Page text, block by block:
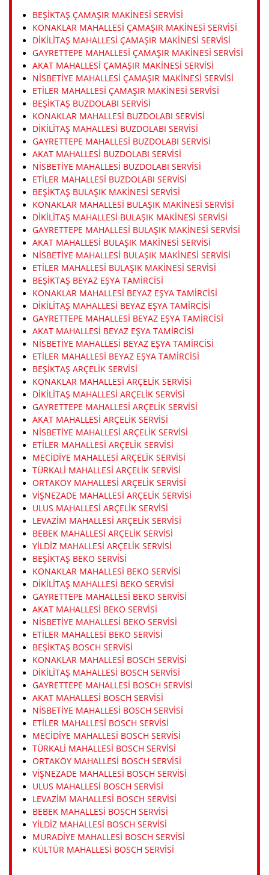
BEŞIKTAŞ ÇAMAŞIR MAKINESI SERVISI
KONAKLAR MAHALLESI ÇAMAŞIR MAKINESI SERVISI
DIKILITAŞ MAHALLESI ÇAMAŞIR MAKINESI SERVISI
GAYRETTEPE MAHALLESI ÇAMAŞIR MAKINESI SERVISI
AKAT MAHALLESI ÇAMAŞIR MAKINESI SERVISI
NISBETIYE MAHALLESI ÇAMAŞIR MAKINESI SERVISI
ETILER MAHALLESI ÇAMAŞIR MAKINESI SERVISI
BEŞIKTAŞ BUZDOLABI SERVISI
KONAKLAR MAHALLESI BUZDOLABI SERVISI
DIKILITAŞ MAHALLESI BUZDOLABI SERVISI
GAYRETTEPE MAHALLESI BUZDOLABI SERVISI
AKAT MAHALLESI BUZDOLABI SERVISI
NISBETIYE MAHALLESI BUZDOLABI SERVISI
ETILER MAHALLESI BUZDOLABI SERVISI
BEŞIKTAŞ BULAŞIK MAKINESI SERVISI
KONAKLAR MAHALLESI BULAŞIK MAKINESI SERVISI
DIKILITAŞ MAHALLESI BULAŞIK MAKINESI SERVISI
GAYRETTEPE MAHALLESI BULAŞIK MAKINESI SERVISI
AKAT MAHALLESI BULAŞIK MAKINESI SERVISI
NISBETIYE MAHALLESI BULAŞIK MAKINESI SERVISI
ETILER MAHALLESI BULAŞIK MAKINESI SERVISI
BEŞIKTAŞ BEYAZ EŞYA TAMIRCISI
KONAKLAR MAHALLESI BEYAZ EŞYA TAMIRCISI
DIKILITAŞ MAHALLESI BEYAZ EŞYA TAMIRCISI
GAYRETTEPE MAHALLESI BEYAZ EŞYA TAMIRCISI
AKAT MAHALLESI BEYAZ EŞYA TAMIRCISI
NISBETIYE MAHALLESI BEYAZ EŞYA TAMIRCISI
ETILER MAHALLESI BEYAZ EŞYA TAMIRCISI
BEŞIKTAŞ ARÇELIK SERVISI
KONAKLAR MAHALLESI ARÇELIK SERVISI
DIKILITAŞ MAHALLESI ARÇELIK SERVISI
GAYRETTEPE MAHALLESI ARÇELIK SERVISI
AKAT MAHALLESI ARÇELIK SERVISI
NISBETIYE MAHALLESI ARÇELIK SERVISI
ETILER MAHALLESI ARÇELIK SERVISI
MECIDIYE MAHALLESI ARÇELIK SERVISI
TÜRKALI MAHALLESI ARÇELIK SERVISI
ORTAKÖY MAHALLESI ARÇELIK SERVISI
VIŞNEZADE MAHALLESI ARÇELIK SERVISI
ULUS MAHALLESI ARÇELIK SERVISI
LEVAZIM MAHALLESI ARÇELIK SERVISI
BEBEK MAHALLESI ARÇELIK SERVISI
YILDIZ MAHALLESI ARÇELIK SERVISI
BEŞIKTAŞ BEKO SERVISI
KONAKLAR MAHALLESI BEKO SERVISI
DIKILITAŞ MAHALLESI BEKO SERVISI
GAYRETTEPE MAHALLESI BEKO SERVISI
AKAT MAHALLESI BEKO SERVISI
NISBETIYE MAHALLESI BEKO SERVISI
ETILER MAHALLESI BEKO SERVISI
BEŞIKTAŞ BOSCH SERVISI
KONAKLAR MAHALLESI BOSCH SERVISI
DIKILITAŞ MAHALLESI BOSCH SERVISI
GAYRETTEPE MAHALLESI BOSCH SERVISI
AKAT MAHALLESI BOSCH SERVISI
NISBETIYE MAHALLESI BOSCH SERVISI
ETILER MAHALLESI BOSCH SERVISI
MECIDIYE MAHALLESI BOSCH SERVISI
TÜRKALI MAHALLESI BOSCH SERVISI
ORTAKÖY MAHALLESI BOSCH SERVISI
VIŞNEZADE MAHALLESI BOSCH SERVISI
ULUS MAHALLESI BOSCH SERVISI
LEVAZIM MAHALLESI BOSCH SERVISI
BEBEK MAHALLESI BOSCH SERVISI
YILDIZ MAHALLESI BOSCH SERVISI
MURADIYE MAHALLESI BOSCH SERVISI
KÜLTÜR MAHALLESI BOSCH SERVISI